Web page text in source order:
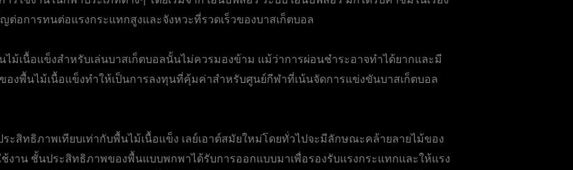
อการทนต่อแรงกระแทกสูงและจังหวะที่รวดเร็วของบาสเก็ตบอล
ม้เนื้อแข็งสำหรับเล่นบาสเก็ตบอลนั้นไม่ควรมองข้าม แม้ว่าการผ่อนชำระอาจทำได้ยากและมี
พื้นไม้เนื้อแข็งทำให้เป็นการลงทุนที่คุ้มค่าสำหรับศูนย์กีฬาที่เน้นจัดการแข่งขันบาสเก็ตบอล
สิทธิภาพเทียบเท่ากับพื้นไม้เนื้อแข็ง เลย์เอาต์สมัยใหม่โดยทั่วไปจะมีลักษณะคล้ายลายไม้ของ
งาน ชั้นประสิทธิภาพของพื้นแบบพกพาได้รับการออกแบบมาเพื่อรองรับแรงกระแทกและให้แรง